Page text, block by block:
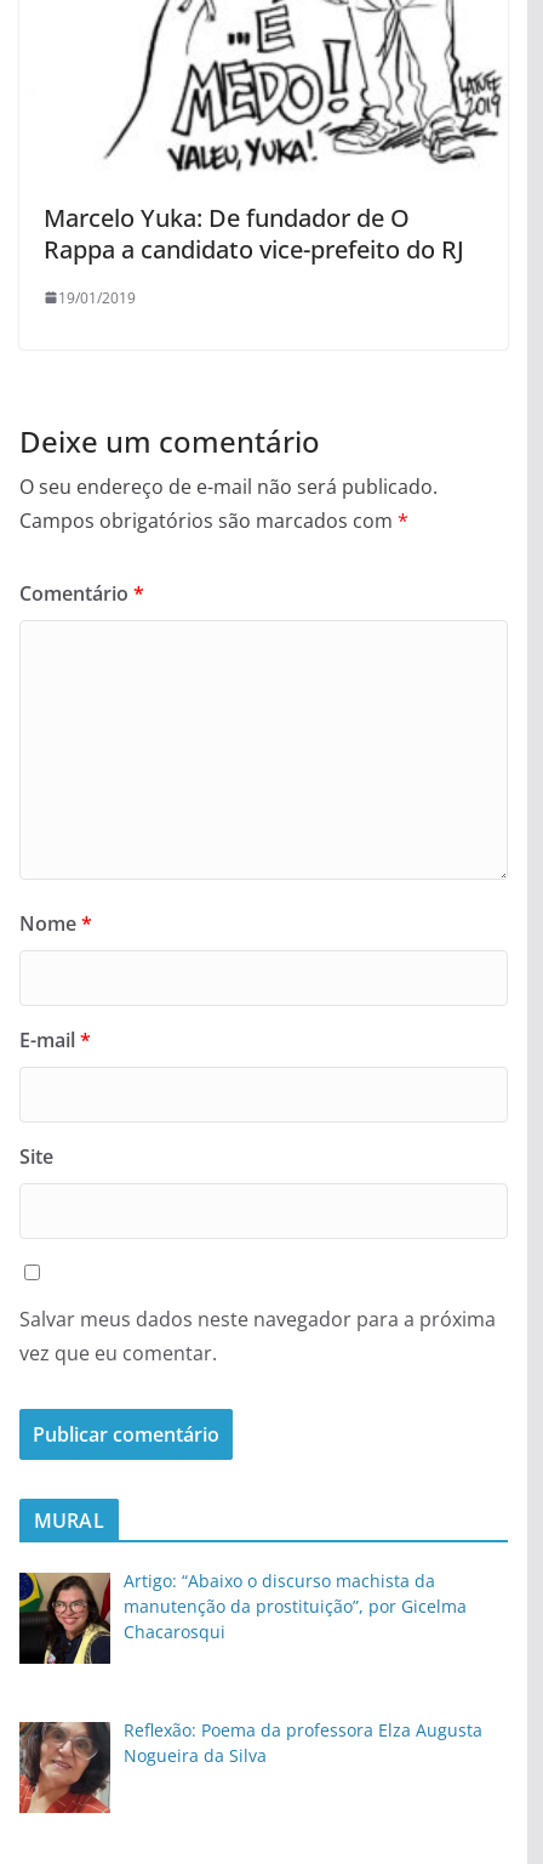
Marcelo Yuka: De fundador de O
Rappa a candidato vice-prefeito do RJ
19/01/2019
Deixe um comentário
O seu endereço de e-mail não será publicado.
Campos obrigatórios são marcados com *
Comentário *
Nome*
E-mail*
Site
Salvar meus dados neste navegador para a próxima
vez que eu comentar.
MURAL
Artigo: “Abaixo o discurso machista da
manutenção da prostituição”, por Gicelma
Chacarosqui
Reflexão: Poema da professora Elza Augusta
Nogueira da Silva